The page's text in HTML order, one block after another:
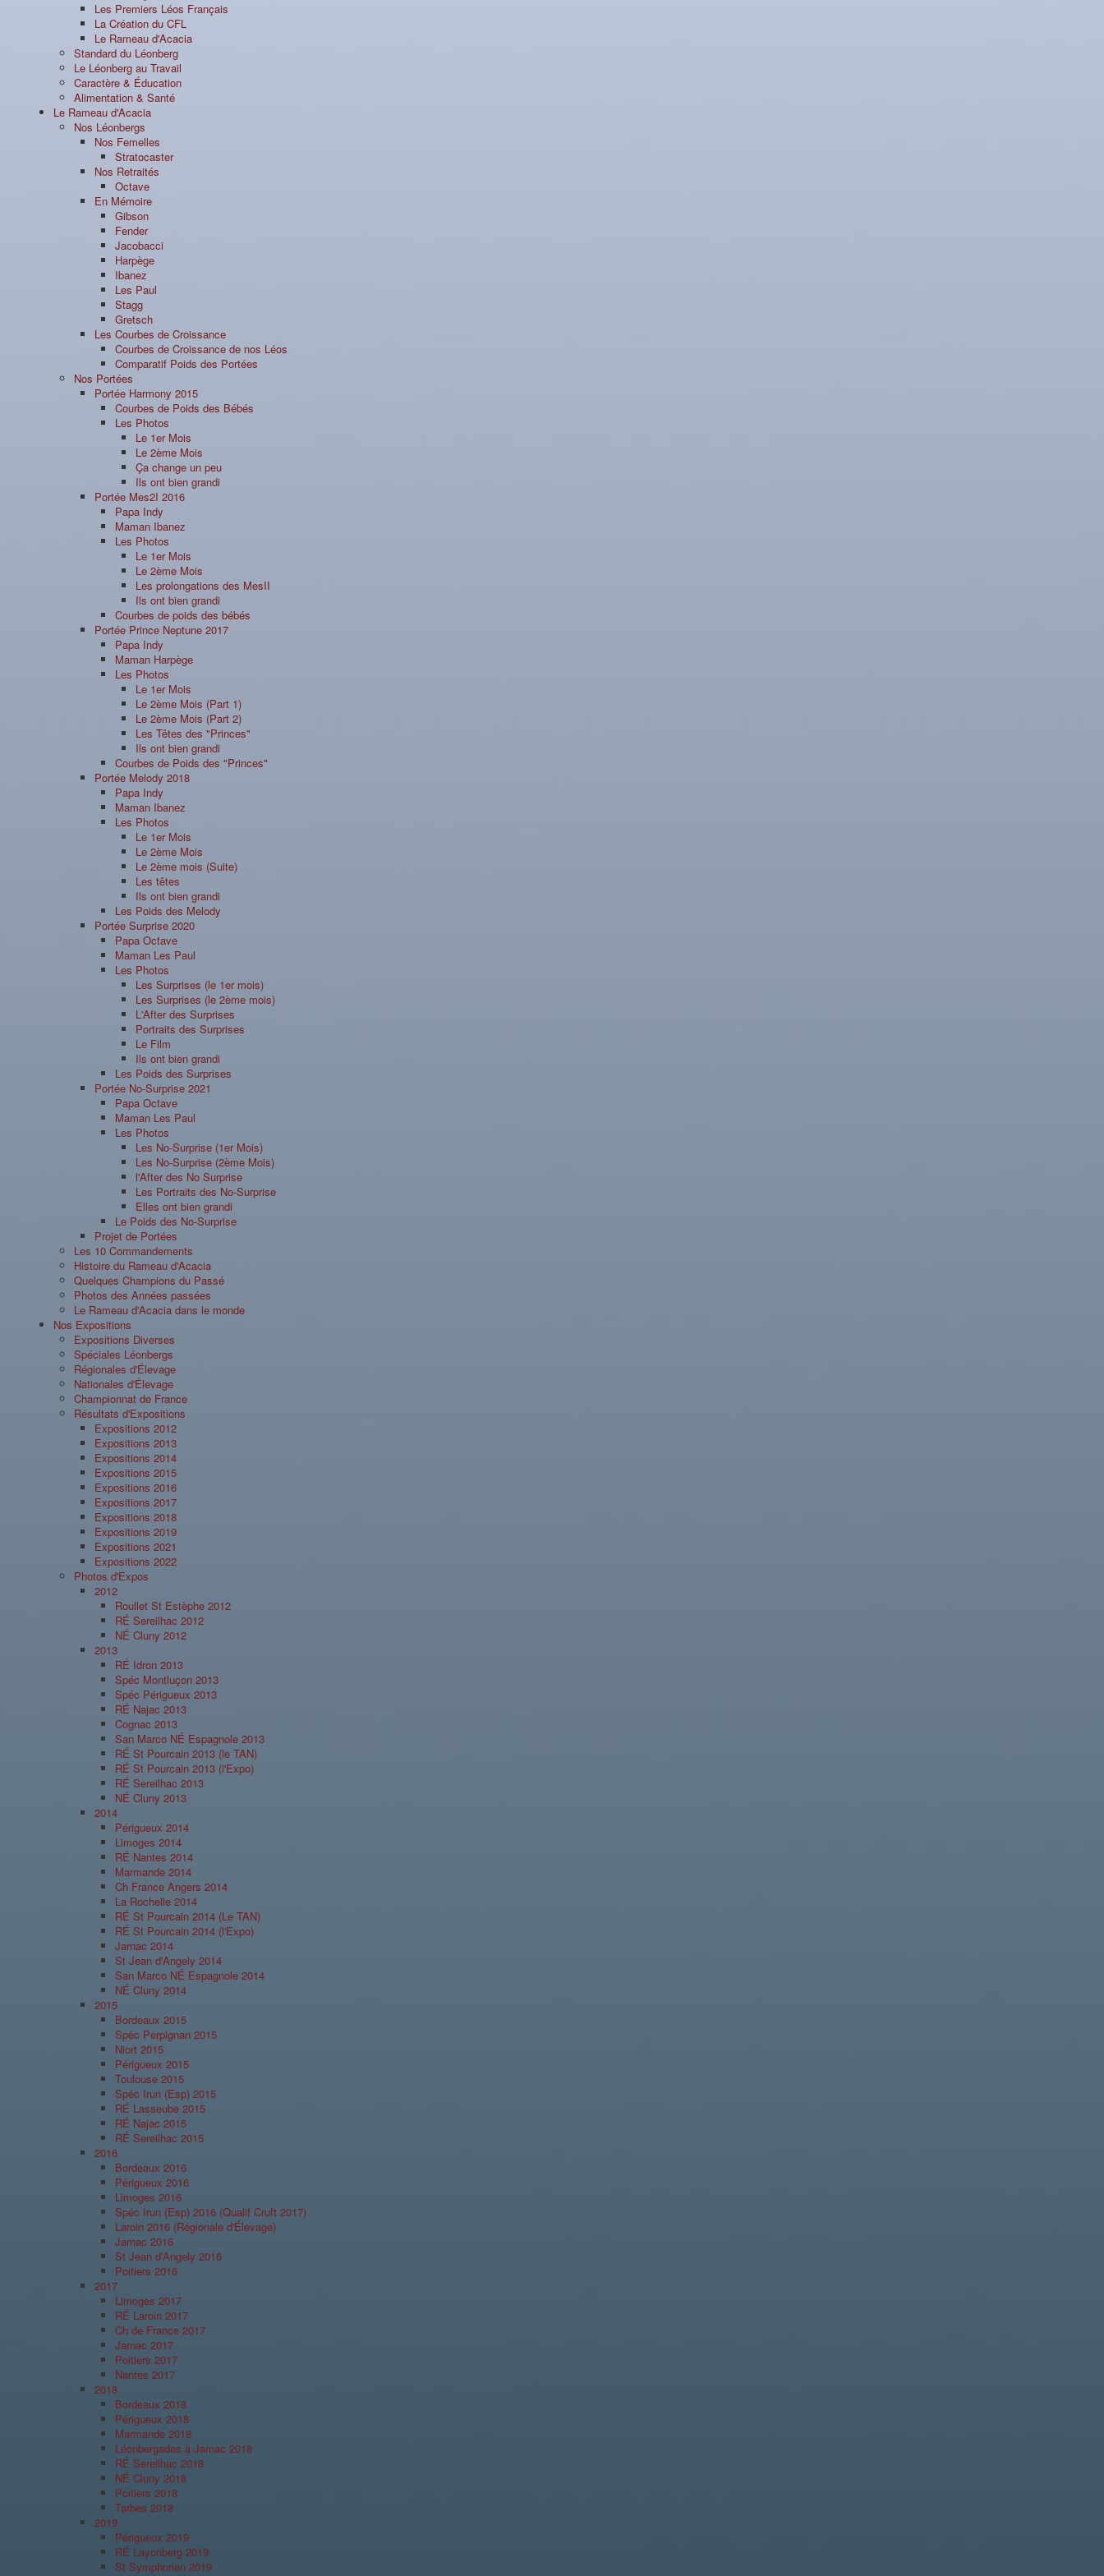
Les Premiers Léos Français
La Création du CFL
Le Rameau d'Acacia
Standard du Léonberg
Le Léonberg au Travail
Caractère & Éducation
Alimentation & Santé
Le Rameau d'Acacia
Nos Léonbergs
Nos Femelles
Stratocaster
Nos Retraités
Octave
En Mémoire
Gibson
Fender
Jacobacci
Harpège
Ibanez
Les Paul
Stagg
Gretsch
Les Courbes de Croissance
Courbes de Croissance de nos Léos
Comparatif Poids des Portées
Nos Portées
Portée Harmony 2015
Courbes de Poids des Bébés
Les Photos
Le 1er Mois
Le 2ème Mois
Ça change un peu
Ils ont bien grandi
Portée Mes2I 2016
Papa Indy
Maman Ibanez
Les Photos
Le 1er Mois
Le 2ème Mois
Les prolongations des MesII
Ils ont bien grandi
Courbes de poids des bébés
Portée Prince Neptune 2017
Papa Indy
Maman Harpège
Les Photos
Le 1er Mois
Le 2ème Mois (Part 1)
Le 2ème Mois (Part 2)
Les Têtes des "Princes"
Ils ont bien grandi
Courbes de Poids des "Princes"
Portée Melody 2018
Papa Indy
Maman Ibanez
Les Photos
Le 1er Mois
Le 2ème Mois
Le 2ème mois (Suite)
Les têtes
Ils ont bien grandi
Les Poids des Melody
Portée Surprise 2020
Papa Octave
Maman Les Paul
Les Photos
Les Surprises (le 1er mois)
Les Surprises (le 2ème mois)
L'After des Surprises
Portraits des Surprises
Le Film
Ils ont bien grandi
Les Poids des Surprises
Portée No-Surprise 2021
Papa Octave
Maman Les Paul
Les Photos
Les No-Surprise (1er Mois)
Les No-Surprise (2ème Mois)
l'After des No Surprise
Les Portraits des No-Surprise
Elles ont bien grandi
Le Poids des No-Surprise
Projet de Portées
Les 10 Commandements
Histoire du Rameau d'Acacia
Quelques Champions du Passé
Photos des Années passées
Le Rameau d'Acacia dans le monde
Nos Expositions
Expositions Diverses
Spéciales Léonbergs
Régionales d'Élevage
Nationales d'Élevage
Championnat de France
Résultats d'Expositions
Expositions 2012
Expositions 2013
Expositions 2014
Expositions 2015
Expositions 2016
Expositions 2017
Expositions 2018
Expositions 2019
Expositions 2021
Expositions 2022
Photos d'Expos
2012
Roullet St Estèphe 2012
RÉ Sereilhac 2012
NÉ Cluny 2012
2013
RÉ Idron 2013
Spéc Montluçon 2013
Spéc Périgueux 2013
RÉ Najac 2013
Cognac 2013
San Marco NÉ Espagnole 2013
RÉ St Pourcain 2013 (le TAN)
RÉ St Pourcain 2013 (l'Expo)
RÉ Sereilhac 2013
NÉ Cluny 2013
2014
Périgueux 2014
Limoges 2014
RÉ Nantes 2014
Marmande 2014
Ch France Angers 2014
La Rochelle 2014
RÉ St Pourcain 2014 (Le TAN)
RÉ St Pourcain 2014 (l'Expo)
Jarnac 2014
St Jean d'Angely 2014
San Marco NÉ Espagnole 2014
NÉ Cluny 2014
2015
Bordeaux 2015
Spéc Perpignan 2015
Niort 2015
Périgueux 2015
Toulouse 2015
Spéc Irun (Esp) 2015
RÉ Lasseube 2015
RÉ Najac 2015
RÉ Sereilhac 2015
2016
Bordeaux 2016
Périgueux 2016
Limoges 2016
Spéc Irun (Esp) 2016 (Qualif Cruft 2017)
Laroin 2016 (Régionale d'Élevage)
Jarnac 2016
St Jean d'Angely 2016
Poitiers 2016
2017
Limoges 2017
RÉ Laroin 2017
Ch de France 2017
Jarnac 2017
Poitiers 2017
Nantes 2017
2018
Bordeaux 2018
Périgueux 2018
Marmande 2018
Léonbergades à Jarnac 2018
RÉ Sereilhac 2018
NÉ Cluny 2018
Poitiers 2018
Tarbes 2018
2019
Périgueux 2019
RÉ Layonberg 2019
St Symphorien 2019